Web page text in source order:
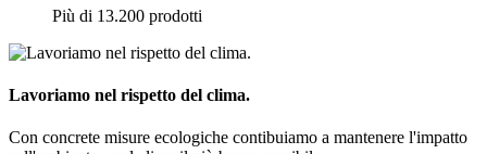
Più di 13.200 prodotti
Lavoriamo nel rispetto del clima.
Con concrete misure ecologiche contibuiamo a mantenere l'impatto